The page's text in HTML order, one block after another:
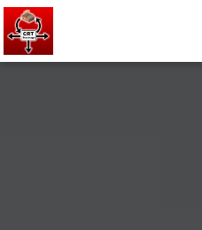
Panneau de gestion des cookies